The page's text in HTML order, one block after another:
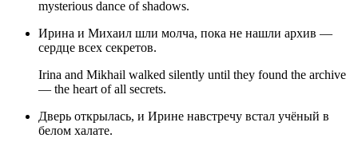
mysterious dance of shadows.
Ирина и Михаил шли молча, пока не нашли архив —
сердце всех секретов.
Irina and Mikhail walked silently until they found the archive
— the heart of all secrets.
Дверь открылась, и Ирине навстречу встал учёный в
белом халате.